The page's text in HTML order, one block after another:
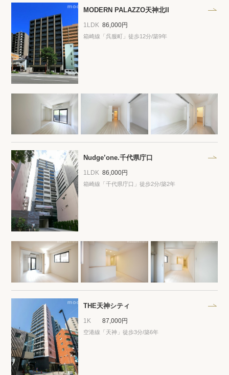
MODERN PALAZZO天神北II
1LDK 86,000円
箱崎線「呉服町」徒歩12分/築9年
Nudge’one.千代県庁口
1LDK 86,000円
箱崎線「千代県庁口」徒歩2分/築2年
THE天神シティ
1K 87,000円
空港線「天神」徒歩3分/築6年